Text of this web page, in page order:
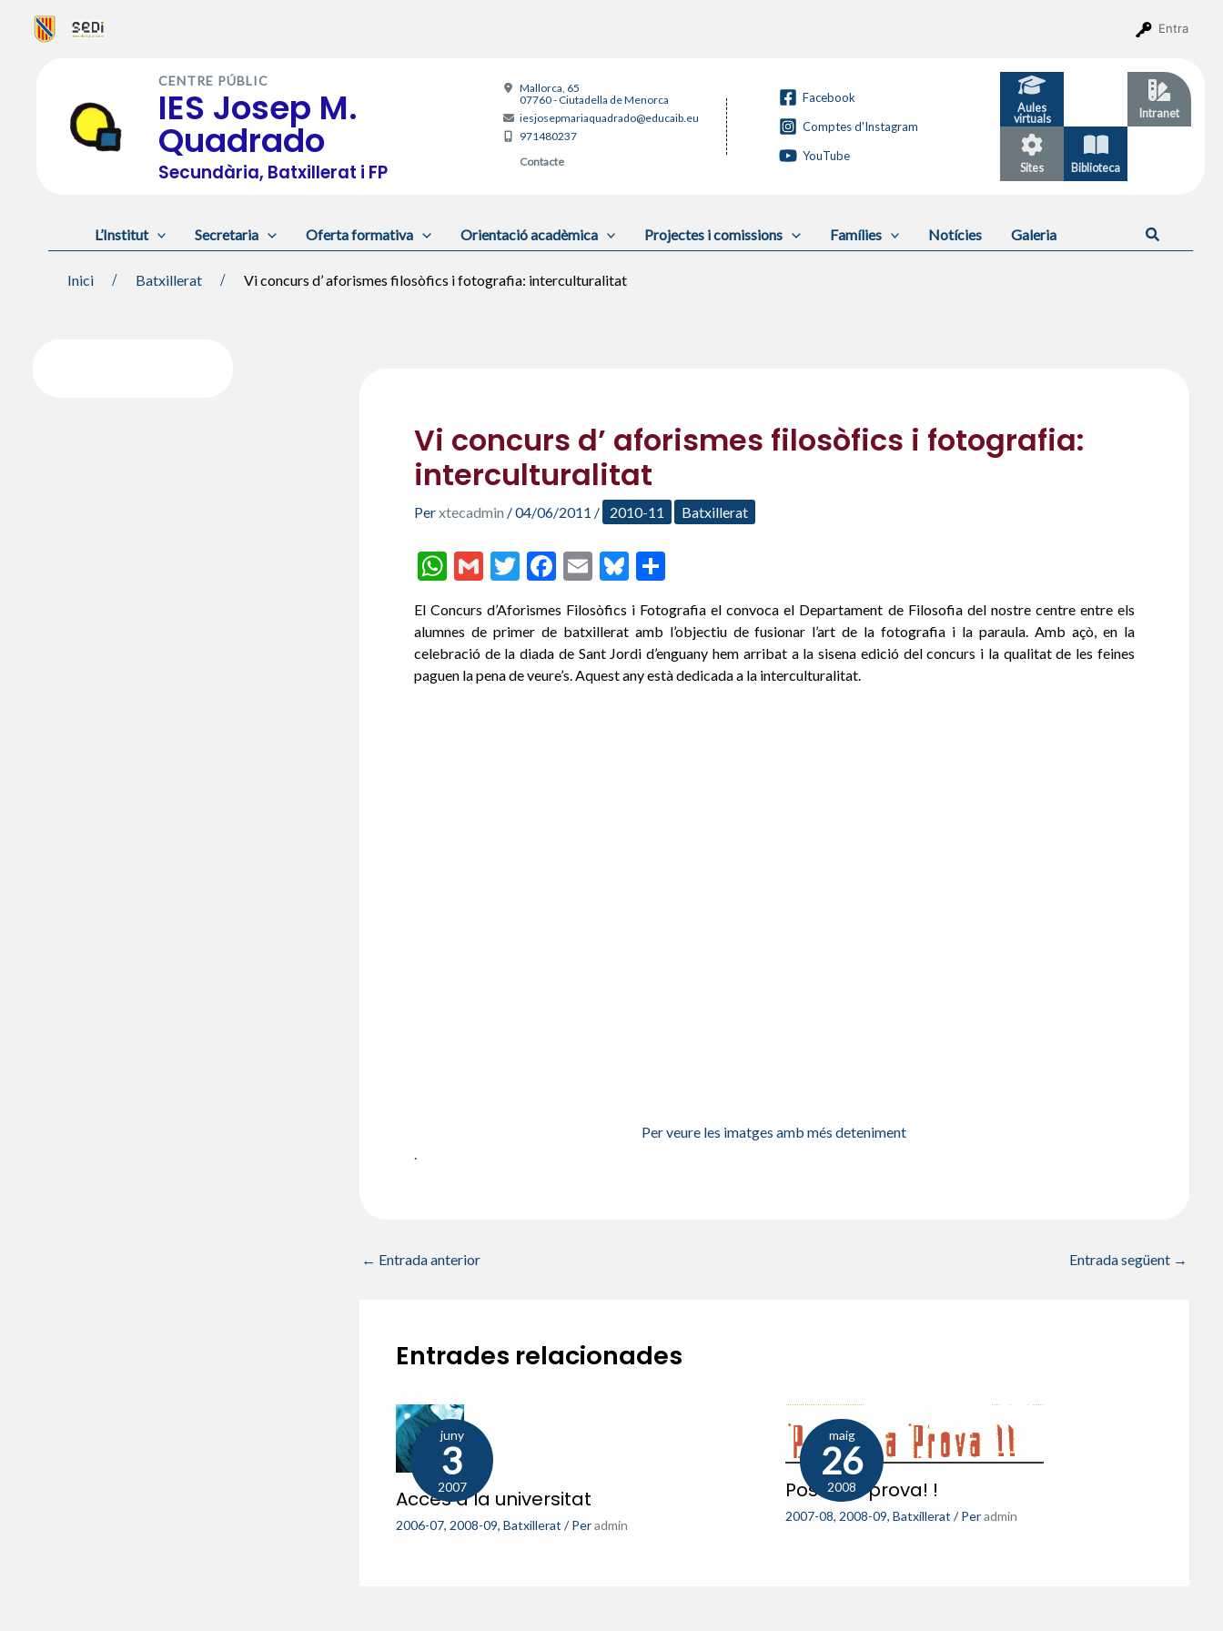
Entra
CENTRE PÚBLIC
IES Josep M.
Quadrado
Secundària, Batxillerat i FP
Mallorca, 65
07760 - Ciutadella de Menorca
iesjosepmariaquadrado@educaib.eu
971480237
Contacte
Facebook
Comptes d'Instagram
YouTube
Aules
virtuals
Intranet
Sites Biblioteca
L’Institut Secretaria Oferta formativa Orientació acadèmica Projectes i comissions Famílies Notícies Galeria Cerca
Inici Batxillerat Vi concurs d’ aforismes filosòfics i fotografia: interculturalitat
Vi concurs d’ aforismes filosòfics i fotografia:
interculturalitat
Perxtecadmin /04/06/2011 / 2010-11 Batxillerat
W
at
s
A
G
m
ai
l
T
itt
er
F
e
b
o
E
ai
l
Bl
es
ky
C
m
p
ar
El Concurs d’Aforismes Filosòfics i Fotografia el convoca el Departament de Filosofia del nostre centre entre els
alumnes de primer de batxillerat amb l’objectiu de fusionar l’art de la fotografia i la paraula. Amb açò, en la
celebració de la diada de Sant Jordi d’enguany hem arribat a la sisena edició del concurs i la qualitat de les feines
paguen la pena de veure’s. Aquest any està dedicada a la interculturalitat.
Per veure les imatges amb més deteniment
.
← Entrada anterior Entrada següent →
Entrades relacionades
juny
3
2007
Accés a la universitat
2006-07, 2008-09, Batxillerat / Peradmin
maig
26
2008
Posa’ t a prova! !
2007-08, 2008-09,Batxillerat / Per admin